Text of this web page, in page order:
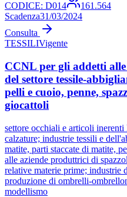
CODICE: D014
161.564
Scadenza31/03/2024
Consulta
TESSILIVigente
CCNL per gli addetti
del settore tessile-
pelli e cuoio, penne,
giocattoli
settore occhiali e articoli
calzature; industrie tessili e
matite, parti staccate di matite,
alle aziende produttrici di
relative materie prime; industrie
produzione di ombrelli-
modellismo